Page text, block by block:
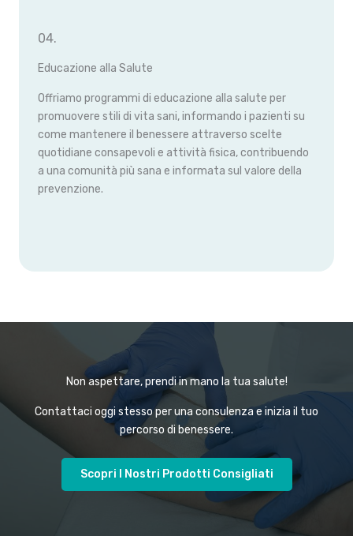
04.
Educazione alla Salute
Offriamo programmi di educazione alla salute per
promuovere stili di vita sani, informando i pazienti su
come mantenere il benessere attraverso scelte
quotidiane consapevoli e attività fisica, contribuendo
a una comunità più sana e informata sul valore della
prevenzione.
Non aspettare, prendi in mano la tua salute!
Contattaci oggi stesso per una consulenza e inizia il tuo
percorso di benessere.
Scopri I Nostri Prodotti Consigliati